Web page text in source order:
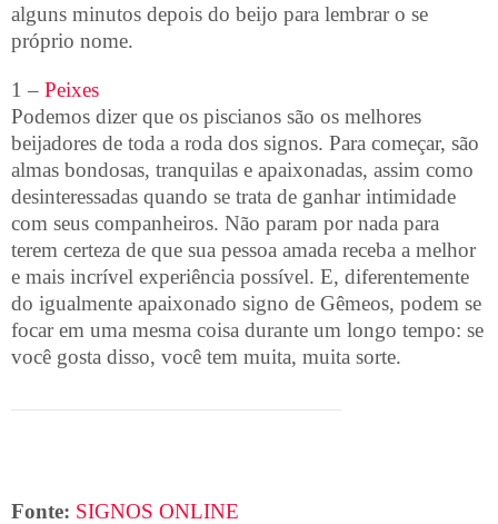
alguns minutos depois do beijo para lembrar o se
próprio nome.
1 – Peixes
Podemos dizer que os piscianos são os melhores
beijadores de toda a roda dos signos. Para começar, são
almas bondosas, tranquilas e apaixonadas, assim como
desinteressadas quando se trata de ganhar intimidade
com seus companheiros. Não param por nada para
terem certeza de que sua pessoa amada receba a melhor
e mais incrível experiência possível. E, diferentemente
do igualmente apaixonado signo de Gêmeos, podem se
focar em uma mesma coisa durante um longo tempo: se
você gosta disso, você tem muita, muita sorte.
Fonte: SIGNOS ONLINE